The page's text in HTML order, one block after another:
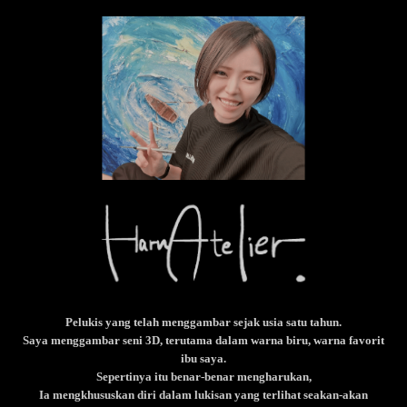
Pelukis yang telah menggambar sejak usia satu tahun.
Saya menggambar seni 3D, terutama dalam warna biru, warna favorit
ibu saya.
Sepertinya itu benar-benar mengharukan,
Ia mengkhususkan diri dalam lukisan yang terlihat seakan-akan